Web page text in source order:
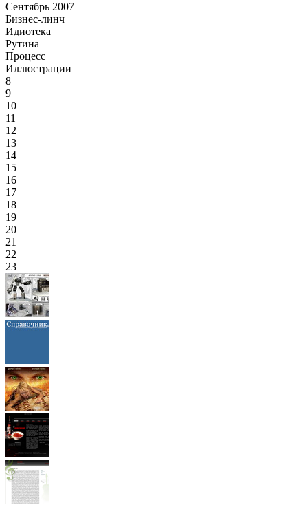
Сентябрь 2007
Бизнес-линч
Идиотека
Рутина
Процесс
Иллюстрации
8
9
10
11
12
13
14
15
16
17
18
19
20
21
22
23